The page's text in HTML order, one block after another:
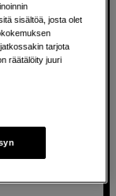
sisältöä, josta olet
tarjota
räätälöity juuri